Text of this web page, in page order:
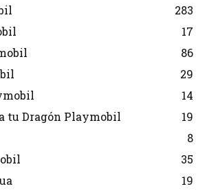
283
17
86
29
14
tu Dragón Playmobil
19
8
35
19